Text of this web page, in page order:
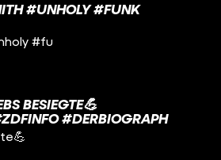
#UNHOLY #FUNK
#fu
BESIEGTE💪
#DERBIOGRAPH